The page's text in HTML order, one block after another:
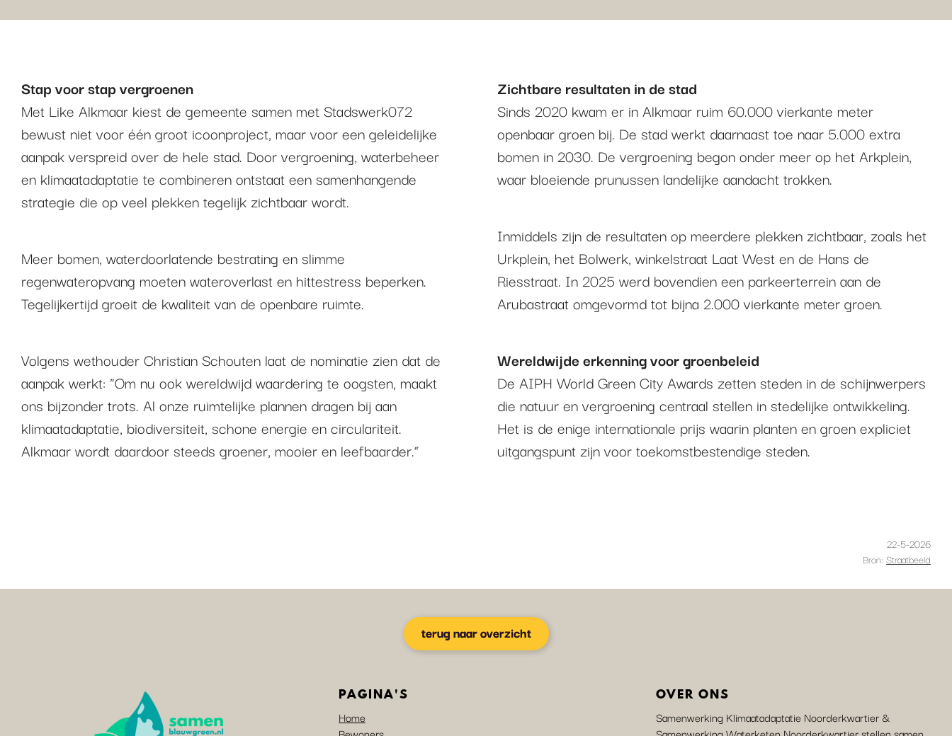
Stap voor stap vergroenen
Met Like Alkmaar kiest de gemeente samen met Stadswerk072
bewust niet voor één groot icoonproject, maar voor een geleidelijke
aanpak verspreid over de hele stad. Door vergroening, waterbeheer
en klimaatadaptatie te combineren ontstaat een samenhangende
strategie die op veel plekken tegelijk zichtbaar wordt.
Meer bomen, waterdoorlatende bestrating en slimme
regenwateropvang moeten wateroverlast en hittestress beperken.
Tegelijkertijd groeit de kwaliteit van de openbare ruimte.
Volgens wethouder Christian Schouten laat de nominatie zien dat de
aanpak werkt: “Om nu ook wereldwijd waardering te oogsten, maakt
ons bijzonder trots. Al onze ruimtelijke plannen dragen bij aan
klimaatadaptatie, biodiversiteit, schone energie en circulariteit.
Alkmaar wordt daardoor steeds groener, mooier en leefbaarder.”
Zichtbare resultaten in de stad
Sinds 2020 kwam er in Alkmaar ruim 60.000 vierkante meter
openbaar groen bij. De stad werkt daarnaast toe naar 5.000 extra
bomen in 2030. De vergroening begon onder meer op het Arkplein,
waar bloeiende prunussen landelijke aandacht trokken.
Inmiddels zijn de resultaten op meerdere plekken zichtbaar, zoals het
Urkplein, het Bolwerk, winkelstraat Laat West en de Hans de
Riesstraat. In 2025 werd bovendien een parkeerterrein aan de
Arubastraat omgevormd tot bijna 2.000 vierkante meter groen.
Wereldwijde erkenning voor groenbeleid
De AIPH World Green City Awards zetten steden in de schijnwerpers
die natuur en vergroening centraal stellen in stedelijke ontwikkeling.
Het is de enige internationale prijs waarin planten en groen expliciet
uitgangspunt zijn voor toekomstbestendige steden.
22-5-2026
Bron: Straatbeeld
terug naar overzicht
PAGINA'S
Home
OVER ONS
Samenwerking Klimaatadaptatie Noorderkwartier &